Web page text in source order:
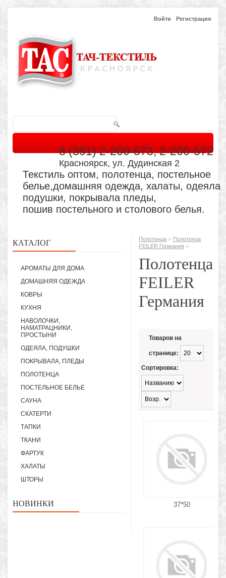
Войти Регистрация
8 (391) 2-200-573, 2-200-572
Красноярск, ул. Дудинская 2
Текстиль оптом, полотенца, постельное
белье,домашняя одежда, халаты, одеяла
подушки, покрывала пледы,
пошив постельного и столового белья.
КАТАЛОГ
АРОМАТЫ ДЛЯ ДОМА
ДОМАШНЯЯ ОДЕЖДА
КОВРЫ
КУХНЯ
НАВОЛОЧКИ,
НАМАТРАЦНИКИ,
ПРОСТЫНИ
ОДЕЯЛА, ПОДУШКИ
ПОКРЫВАЛА, ПЛЕДЫ
ПОЛОТЕНЦА
ПОСТЕЛЬНОЕ БЕЛЬЕ
САУНА
СКАТЕРТИ
ТАПКИ
ТКАНИ
ФАРТУК
ХАЛАТЫ
ШТОРЫ
НОВИНКИ
Полотенца » Полотенца
FEILER Германия »
Полотенца
FEILER
Германия
Товаров на
странице:
Сортировка:
37*50